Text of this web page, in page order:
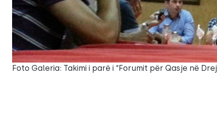
Foto Galeria: Takimi i parë i “Forumit për Qasje në